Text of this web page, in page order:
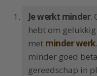
Je werkt minder.
hebt om
met minder werk
minder goed
gereedschap in